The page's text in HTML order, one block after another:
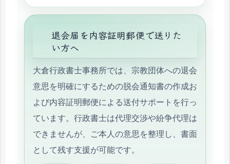
退会届を内容証明郵便で送りた
い方へ
大倉行政書士事務所では、宗教団体への退会
意思を明確にするための脱会通知書の作成お
よび内容証明郵便による送付サポートを行っ
ています。行政書士は代理交渉や紛争代理は
できませんが、ご本人の意思を整理し、書面
として残す支援が可能です。